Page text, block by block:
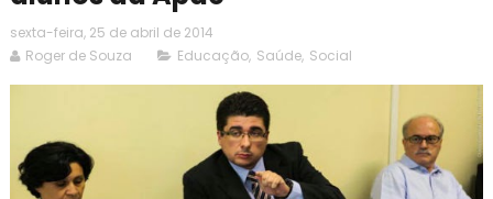
sexta-feira, 25 de abril de 2014
Roger de Souza
Educação, Saúde, Social